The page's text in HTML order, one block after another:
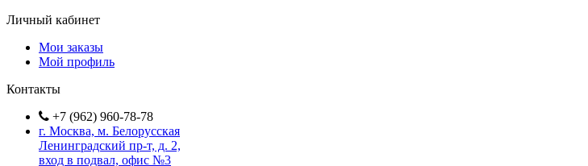
Личный кабинет
Мои заказы
Мой профиль
Контакты
+7 (962) 960-78-78
г. Москва, м. Белорусская
Ленинградский пр-т, д. 2,
вход в подвал, офис №3